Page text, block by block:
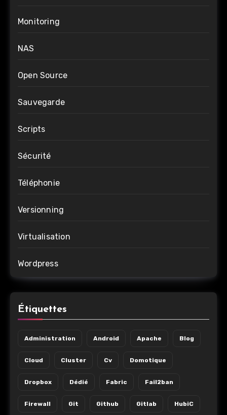
Monitoring
NAS
Open Source
Sauvegarde
Scripts
Sécurité
Téléphonie
Versionning
Virtualisation
Wordpress
Étiquettes
Administration Android Apache Blog
Cloud Cluster Cv Domotique
Dropbox Dédié Fabric Fail2ban
Firewall Git Github Gitlab HubiC